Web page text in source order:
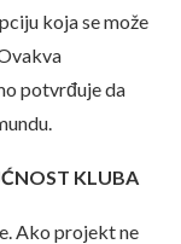
koja se može
potvrđuje da
KLUBA
Ako projekt ne